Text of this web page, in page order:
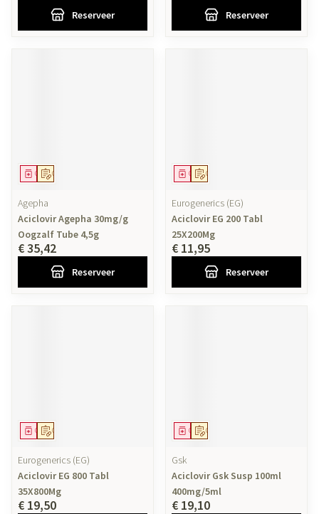
Reserveer Reserveer
Op voorschrift
Geneesmiddel
Agepha
Aciclovir Agepha 30mg/g
Oogzalf Tube 4,5g
€ 35,42
Reserveer
Op voorschrift
Geneesmiddel
Eurogenerics (EG)
Aciclovir EG 200 Tabl
25X200Mg
€ 11,95
Reserveer
Op voorschrift
Geneesmiddel
Eurogenerics (EG)
Aciclovir EG 800 Tabl
35X800Mg
€ 19,50
Op voorschrift
Geneesmiddel
Gsk
Aciclovir Gsk Susp 100ml
400mg/5ml
€ 19,10